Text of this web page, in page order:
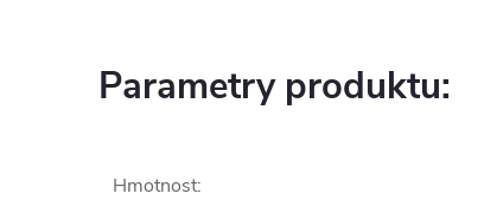
Parametry produktu:
Hmotnost: